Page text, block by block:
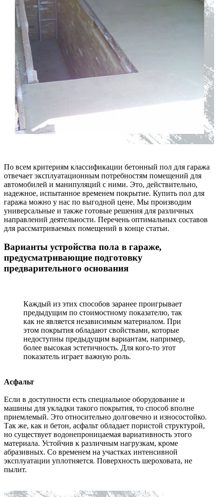
По всем критериям классификации бетонный пол для гаража
отвечает эксплуатационным потребностям помещений для
автомобилей и манипуляций с ними. Это, действительно,
надежное, испытанное временем покрытие. Купить пол для
гаража можно у нас по выгодной цене. Мы производим
универсальные и также готовые решения для различных
направлений деятельности. Перечень оптимальных составов
для рассматриваемых помещений в конце статьи.
Варианты устройства пола в гараже,
предусматривающие подготовку
предварительного основания
Каждый из этих способов заранее проигрывает
предыдущим по стоимостному показателю, так
как не является независимым материалом. При
этом покрытия обладают свойствами, которые
недоступны предыдущим вариантам, например,
более высокая эстетичность. Для кого-то этот
показатель играет важную роль.
Асфальт
Если в доступности есть специальное оборудование и
машины для укладки такого покрытия, то способ вполне
приемлемый. Это относительно долговечно и износостойко.
Так же, как и бетон, асфальт обладает пористой структурой,
но существует водонепроницаемая вариативность этого
материала. Устойчив к различным нагрузкам, кроме
абразивных. Со временем на участках интенсивной
эксплуатации уплотняется. Поверхность шероховата, не
пылит.